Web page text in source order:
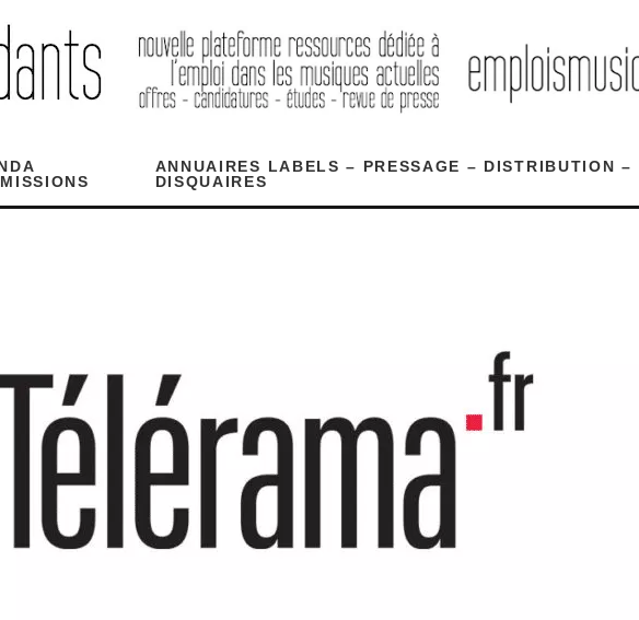
ANNUAIRES LABELS – PRESSAGE – DISTRIBUTION –
DISQUAIRES